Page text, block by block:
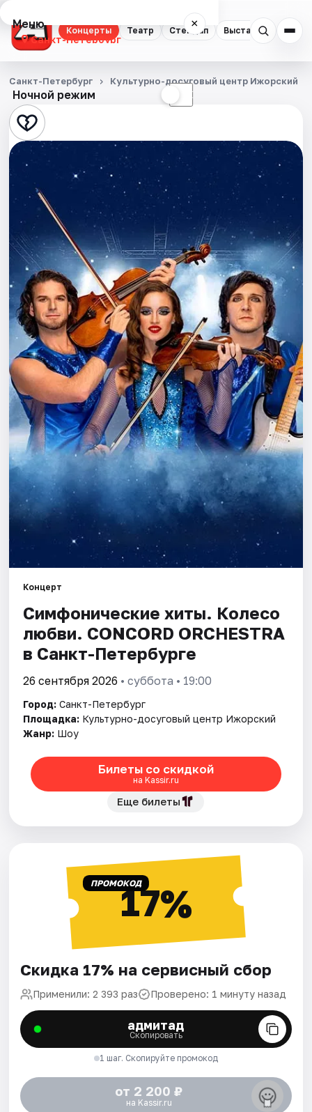
Концерты Театр Стендап Выставки
Меню ×
Санкт-Петербург
Концерты
Театр
Стендап
Квесты
Экскурсии
Спорт
События
Города
Площадки
Артисты
Рейтинги
Ночной режим ☾
Санкт-Петербург Культурно-досуговый центр Ижорский
Концерт
Симфонические хиты. Колесо
любви. CONCORD ORCHESTRA
в Санкт-Петербурге
26 сентября 2026 • суббота • 19:00
Город: Санкт-Петербург
Площадка: Культурно-досуговый центр Ижорский
Жанр: Шоу
Билеты со скидкой
на Kassir.ru
Еще билеты
ПРОМОКОД17%
Скидка 17% на сервисный сбор
Применили: 2 393 раз Проверено: 1 минуту назад
адмитад
Скопировать
1 шаг. Скопируйте промокод
от 2 200 ₽
на Kassir.ru